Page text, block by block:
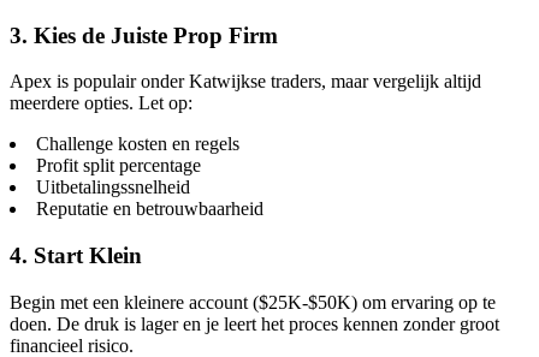
3. Kies de Juiste Prop Firm
Apex is populair onder Katwijkse traders, maar vergelijk altijd
meerdere opties. Let op:
Challenge kosten en regels
Profit split percentage
Uitbetalingssnelheid
Reputatie en betrouwbaarheid
4. Start Klein
Begin met een kleinere account ($25K-$50K) om ervaring op te
doen. De druk is lager en je leert het proces kennen zonder groot
financieel risico.